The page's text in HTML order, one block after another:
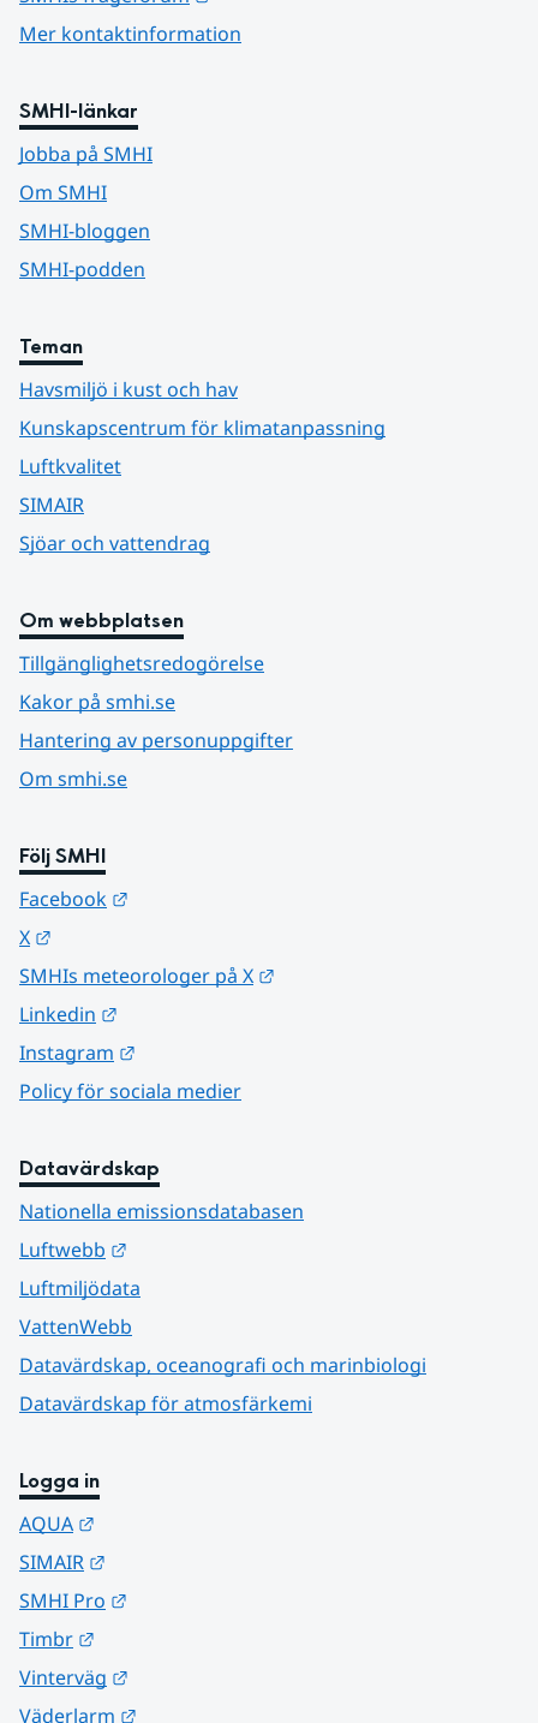
Mer kontaktinformation
SMHI-länkar
Jobba på SMHI
Om SMHI
SMHI-bloggen
SMHI-podden
Teman
Havsmiljö i kust och hav
Kunskapscentrum för klimatanpassning
Luftkvalitet
SIMAIR
Sjöar och vattendrag
Om webbplatsen
Tillgänglighetsredogörelse
Kakor på smhi.se
Hantering av personuppgifter
Om smhi.se
Följ SMHI
Facebook
X
SMHIs meteorologer på X
Linkedin
Instagram
Policy för sociala medier
Datavärdskap
Nationella emissionsdatabasen
Luftwebb
Luftmiljödata
VattenWebb
Datavärdskap, oceanografi och marinbiologi
Datavärdskap för atmosfärkemi
Logga in
AQUA
SIMAIR
SMHI Pro
Timbr
Vinterväg
Väderlarm